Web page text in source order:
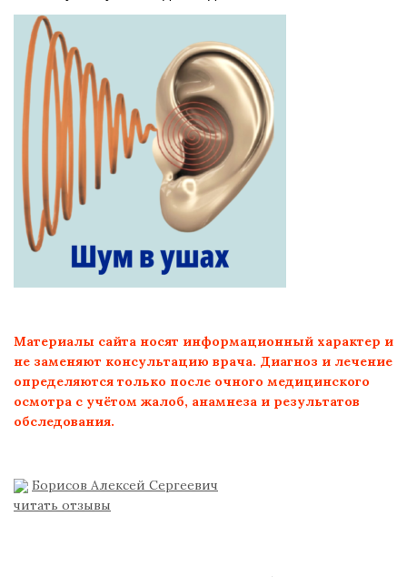
Материалы сайта носят информационный характер и
не заменяют консультацию врача. Диагноз и лечение
определяются только после очного медицинского
осмотра с учётом жалоб, анамнеза и результатов
обследования.
Борисов Алексей Сергеевич
читать отзывы